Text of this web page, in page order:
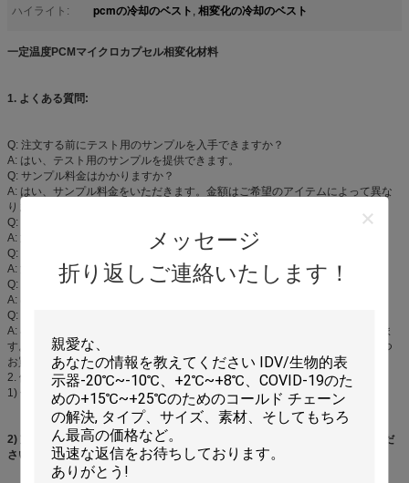
メッセージ
折り返しご連絡いたします！
ハイライト:
pcmの冷却のベスト , 相変化の冷却のベスト
一定温度PCMマイクロカプセル相変化材料
1. よくある質問:
Q: 注文する前にテスト用のサンプルを入手できますか？
A: はい、テスト用のサンプルを提供できます。
Q: サンプル料金はかかりますか？
A: はい、サンプル料金をいただきます。金額はご希望のアイテムによって異な
りますが、最初の注文後に返金いたします。
Q: サンプルはどのくらいで届きますか？
A: 通常のアイテムであれば4日以内に届きます。
Q: 注文後、どのくらいで商品が届きますか？
A: 注文確認とサンプル承認後、30日以内です。
Q: OEMは可能ですか？
A: はい、OEM注文は受け付けています。
Q: 市場で試してみたいのですが、少量購入できますか？
A: 小規模な卸売注文も受け付けていますので、オンラインでご注文いただけま
す。また、オンラインストアもございますので、お好きなものを1つまたは2つ
お買い求めいただけます。
2. 備考:
1) 価格条件: FOB上海 (USD$)
2) 支払い条件: デポジットとして30%T/T、出荷前に70%の残金をお支払いくだ
さい。